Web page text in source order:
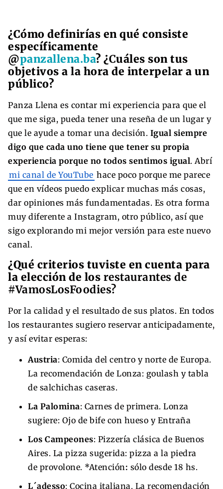
¿Cómo definirías en qué consiste
específicamente
@panzallena.ba? ¿Cuáles son tus
objetivos a la hora de interpelar a un
público?
Panza Llena es contar mi experiencia para que el
que me siga, pueda tener una reseña de un lugar y
que le ayude a tomar una decisión. Igual siempre
digo que cada uno tiene que tener su propia
experiencia porque no todos sentimos igual. Abrí
mi canal de YouTube hace poco porque me parece
que en vídeos puedo explicar muchas más cosas,
dar opiniones más fundamentadas. Es otra forma
muy diferente a Instagram, otro público, así que
sigo explorando mi mejor versión para este nuevo
canal.
¿Qué criterios tuviste en cuenta para
la elección de los restaurantes de
#VamosLosFoodies?
Por la calidad y el resultado de sus platos. En todos
los restaurantes sugiero reservar anticipadamente,
y así evitar esperas:
Austria: Comida del centro y norte de Europa.
La recomendación de Lonza: goulash y tabla
de salchichas caseras.
La Palomina: Carnes de primera. Lonza
sugiere: Ojo de bife con hueso y Entraña
Los Campeones: Pizzería clásica de Buenos
Aires. La pizza sugerida: pizza a la piedra
de provolone. *Atención: sólo desde 18 hs.
L´adesso: Cocina italiana. La recomendación